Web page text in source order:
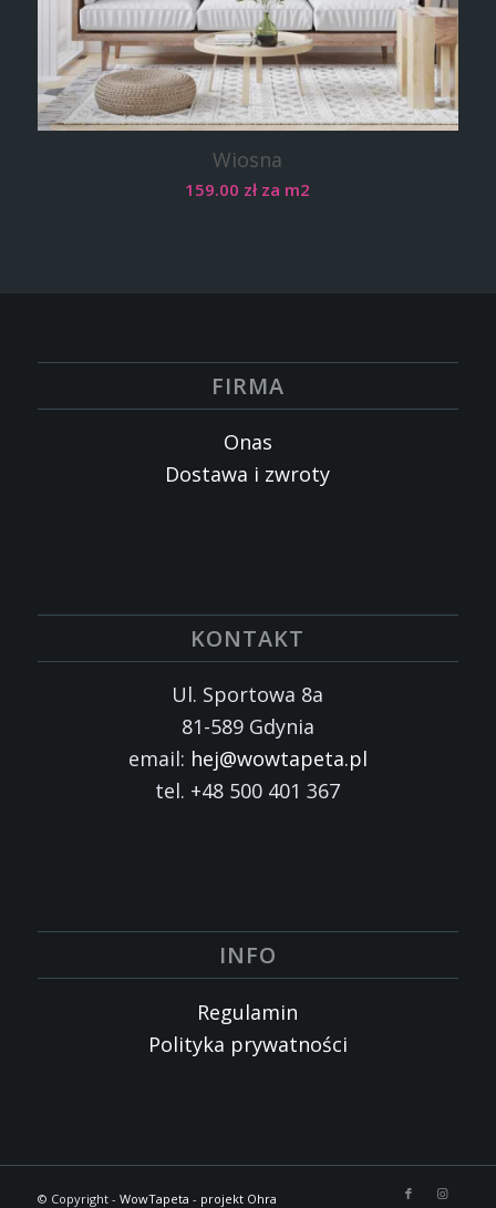
Wiosna
159.00 zł za m2
FIRMA
Onas
Dostawa i zwroty
KONTAKT
Ul. Sportowa 8a
81-589 Gdynia
email: hej@wowtapeta.pl
tel. +48 500 401 367
INFO
Regulamin
Polityka prywatności
© Copyright - WowTapeta - projekt Ohra